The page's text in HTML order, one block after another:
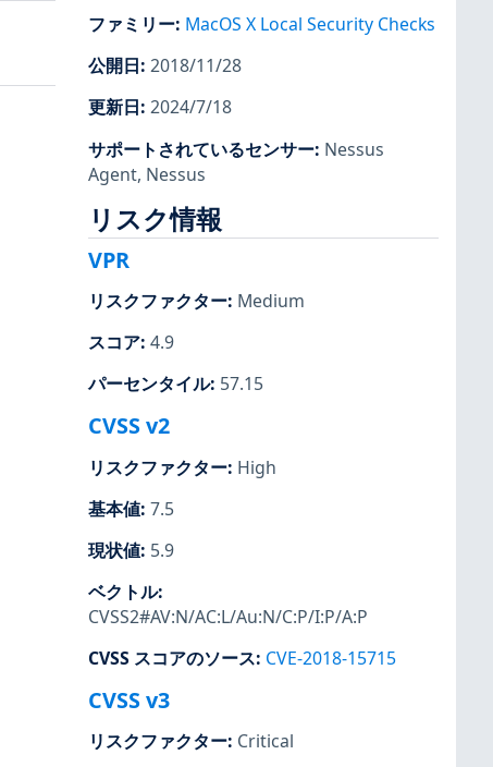
ファミリー: MacOS X Local Security Checks
公開日: 2018/11/28
更新日: 2024/7/18
サポートされているセンサー: Nessus
Agent, Nessus
リスク情報
VPR
リスクファクター: Medium
スコア: 4.9
パーセンタイル: 57.15
CVSS v2
リスクファクター: High
基本値: 7.5
現状値: 5.9
ベクトル:
CVSS2#AV:N/AC:L/Au:N/C:P/I:P/A:P
CVSS スコアのソース: CVE-2018-15715
CVSS v3
リスクファクター: Critical